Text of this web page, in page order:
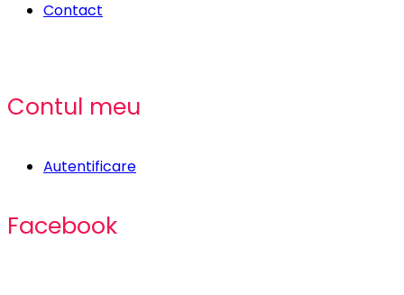
Contact
Contul meu
Autentificare
Facebook